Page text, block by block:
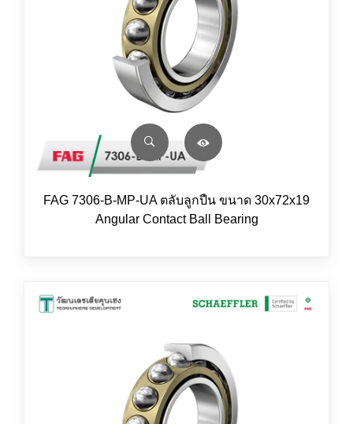
FAG 7306-B-MP-UA ตลับลูกปืน ขนาด 30x72x19
Angular Contact Ball Bearing